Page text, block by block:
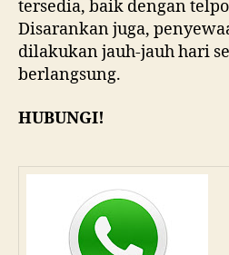
tersedia, baik dengan
Disarankan juga,
dilakukan jauh-jauh hari
berlangsung.
HUBUNGI!